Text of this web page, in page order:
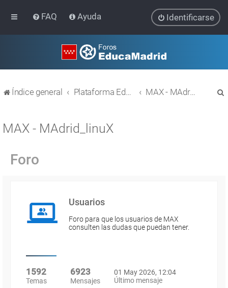
FAQ Ayuda Identificarse
Índice general Plataforma Educativa EducaMadrid MAX - MAdrid_linuX
MAX - MAdrid_linuX
Foro
Usuarios
Foro para que los usuarios de MAX
consulten las dudas que puedan tener.
1592
Temas
6923
Mensajes
01 May 2026, 12:04
Último mensaje